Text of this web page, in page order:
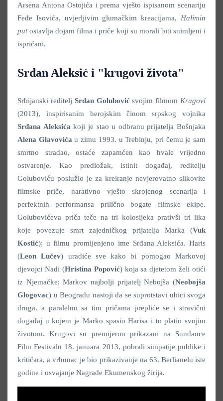
Arsena Antona Ostojića i prema vješto ispisanom scenariju
Feđe Isovića, uvjerljivim glumačkim kreacijama, Halimin
putostavlja dojam filma i priče koji su morali biti snimljeni i
ispričani.
Srđan Aleksić i "krugovi života"
Srbijanski reditelj Srdan Golubović svojim filmom Krugovi
(2013), inspirisanim herojskim činom srpskog vojnika
Srđana Aleksića koji je stao u odbranu prijatelja Bošnjaka
Alena Glavovića u zimu 1993. u Trebinju, pri čemu je sam
smrtno stradao, ostaće zapamćen kao hvale vrijedno
ostvarenje. Kao predložak, istinit događaj, reditelju
Goluboviću poslužio je za kreiranje nevjerovatno slikovite
filmske priče, narativno vješto skrojenog scenarija i
perfektnih performansa prilično bogate filmske ekipe.
Golubovićeva priča teče na tri kolosijeka prativši tri lika
koje povezuje smrt zajedničkog prijatelja Marka (Vuk
Kostić); u filmu promijenjeno ime Srđana Aleksića. Haris
(Leon Lučev) uradiće sve kako bi pomogao Markovoj
djevojci Nadi (Hristina Popović) koja sa djetetom želi otići
iz Njemačke; Markov najbolji prijatelj Nebojša (Neobojša
Glogovac) u Beogradu nastoji da se suprotstavi ubici svoga
druga, a paralelno sa tim pričama prepliće se i stravični
događaj u kojem je Marko spasio Harisa i to platio svojim
životom. Krugovi su premijerno prikazani na Sundance
Film Festivalu 18. januara 2013, pobrali simpatije publike i
kritičara, a vrhunac je bio prikazivanje na 63. Berlianelu iste
godine i osvajanje Nagrade Ekumenskog žirija.